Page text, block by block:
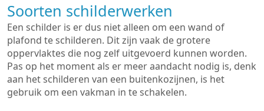
Soorten schilderwerken
Een schilder is er dus niet alleen om een wand of
plafond te schilderen. Dit zijn vaak de grotere
oppervlaktes die nog zelf uitgevoerd kunnen worden.
Pas op het moment als er meer aandacht nodig is, denk
aan het schilderen van een buitenkozijnen, is het
gebruik om een vakman in te schakelen.